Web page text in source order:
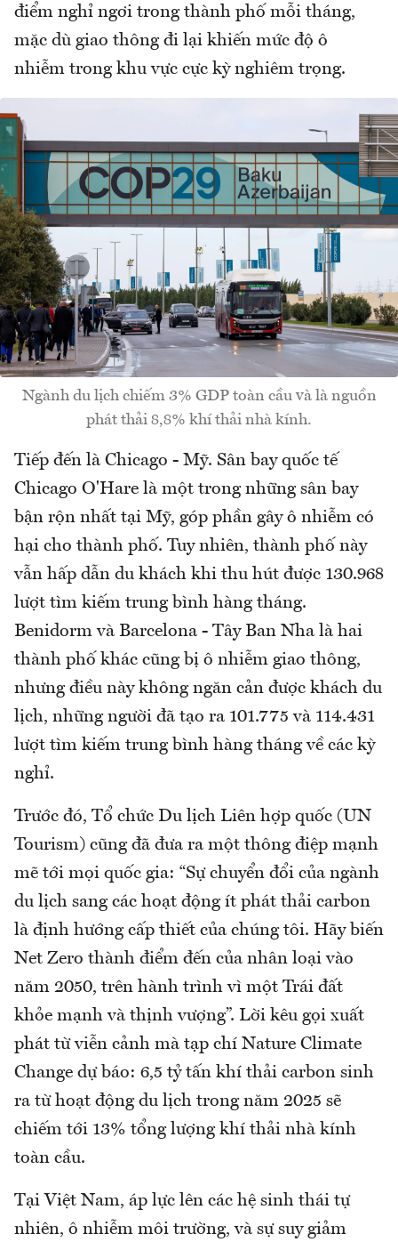
điểm nghỉ ngơi trong thành phố mỗi tháng,
mặc dù giao thông đi lại khiến mức độ ô
nhiễm trong khu vực cực kỳ nghiêm trọng.
Ngành du lịch chiếm 3% GDP toàn cầu và là nguồn
phát thải 8,8% khí thải nhà kính.
Tiếp đến là Chicago - Mỹ. Sân bay quốc tế
Chicago O'Hare là một trong những sân bay
bận rộn nhất tại Mỹ, góp phần gây ô nhiễm có
hại cho thành phố. Tuy nhiên, thành phố này
vẫn hấp dẫn du khách khi thu hút được 130.968
lượt tìm kiếm trung bình hàng tháng.
Benidorm và Barcelona - Tây Ban Nha là hai
thành phố khác cũng bị ô nhiễm giao thông,
nhưng điều này không ngăn cản được khách du
lịch, những người đã tạo ra 101.775 và 114.431
lượt tìm kiếm trung bình hàng tháng về các kỳ
nghỉ.
Trước đó, Tổ chức Du lịch Liên hợp quốc (UN
Tourism) cũng đã đưa ra một thông điệp mạnh
mẽ tới mọi quốc gia: “Sự chuyển đổi của ngành
du lịch sang các hoạt động ít phát thải carbon
là định hướng cấp thiết của chúng tôi. Hãy biến
Net Zero thành điểm đến của nhân loại vào
năm 2050, trên hành trình vì một Trái đất
khỏe mạnh và thịnh vượng”. Lời kêu gọi xuất
phát từ viễn cảnh mà tạp chí Nature Climate
Change dự báo: 6,5 tỷ tấn khí thải carbon sinh
ra từ hoạt động du lịch trong năm 2025 sẽ
chiếm tới 13% tổng lượng khí thải nhà kính
toàn cầu.
Tại Việt Nam, áp lực lên các hệ sinh thái tự
nhiên, ô nhiễm môi trường, và sự suy giảm